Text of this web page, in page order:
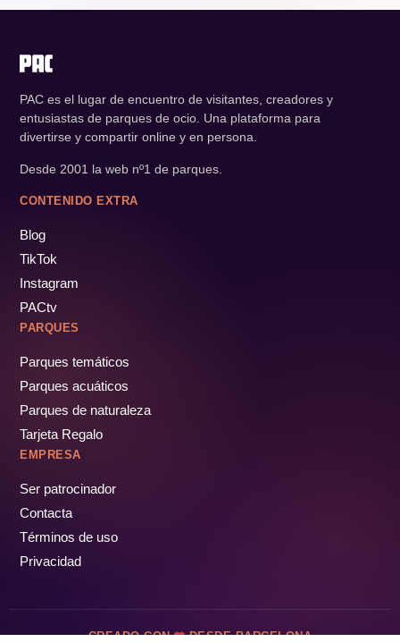
PAC es el lugar de encuentro de visitantes, creadores y
entusiastas de parques de ocio. Una plataforma para
divertirse y compartir online y en persona.
Desde 2001 la web nº1 de parques.
CONTENIDO EXTRA
Blog
TikTok
Instagram
PACtv
PARQUES
Parques temáticos
Parques acuáticos
Parques de naturaleza
Tarjeta Regalo
EMPRESA
Ser patrocinador
Contacta
Términos de uso
Privacidad
CREADO CON DESDE BARCELONA